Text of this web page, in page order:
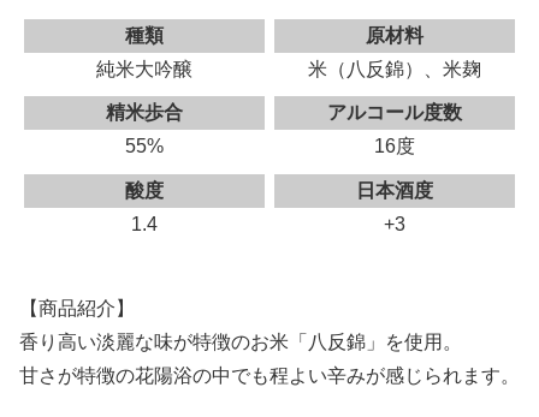
種類
純米大吟醸
原材料
米（八反錦）、米麹
精米歩合
55%
アルコール度数
16度
酸度
1.4
日本酒度
+3
【商品紹介】
香り高い淡麗な味が特徴のお米「八反錦」を使用。
甘さが特徴の花陽浴の中でも程よい辛みが感じられます。